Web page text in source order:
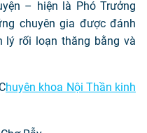
– hiện là Phó Trưởng
chuyên gia được đánh
lý rối loạn thăng bằng và
Chuyên khoa Nội Thần kinh